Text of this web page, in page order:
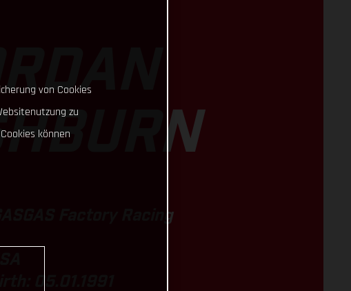
Factory Racing
05.01.1991
von Cookies
zu
können